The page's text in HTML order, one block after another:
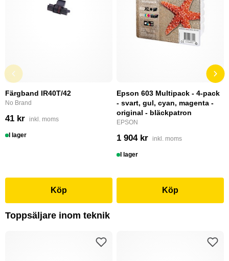
Färgband IR40T/42
No Brand
41 kr inkl. moms
I lager
Köp
Epson 603 Multipack - 4-pack
- svart, gul, cyan, magenta -
original - bläckpatron
EPSON
1 904 kr inkl. moms
I lager
Köp
Toppsäljare inom teknik